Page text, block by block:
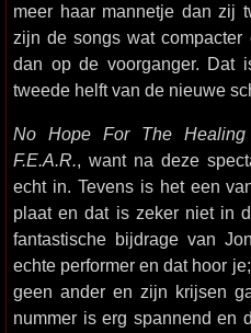
meer haar mannetje dan zij
zijn de songs wat
dan op de voorganger. Dat
tweede helft van de nieuwe
No Hope For The Healing
F.E.A.R., want na deze
echt in. Tevens is het een
plaat en dat is zeker niet in
fantastische bijdrage van
echte performer en dat hoor
geen ander en zijn krijsen
nummer is erg spannend en